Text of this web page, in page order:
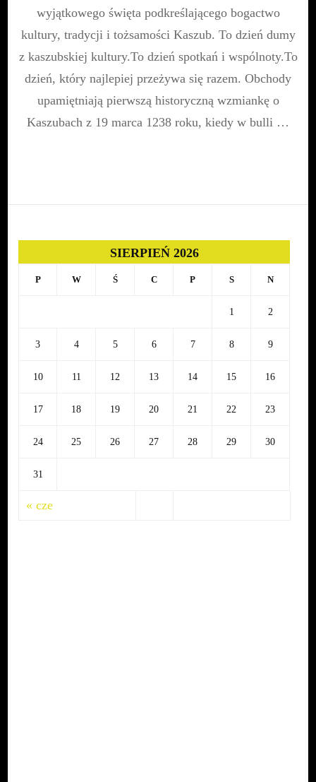
Kaszubów
wyjątkowego święta podkreślającego bogactwo
kultury, tradycji i tożsamości Kaszub. To dzień dumy
z kaszubskiej kultury.To dzień spotkań i wspólnoty.To
dzień, który najlepiej przeżywa się razem. Obchody
upamiętniają pierwszą historyczną wzmiankę o
Kaszubach z 19 marca 1238 roku, kiedy w bulli …
SIERPIEŃ 2026
P W Ś C P S N
1 2
3 4 5 6 7 8 9
10 11 12 13 14 15 16
17 18 19 20 21 22 23
24 25 26 27 28 29 30
31
« cze